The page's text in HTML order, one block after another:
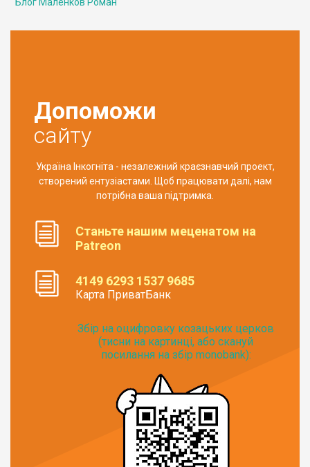
Допоможи
сайту
Україна Інкогніта - незалежний краєзнавчий проект,
створений ентузіастами. Щоб працювати далі, нам
потрібна ваша підтримка.
Станьте нашим меценатом на
Patreon
4149 6293 1537 9685
Карта ПриватБанк
Збір на оцифровку козацьких церков
(тисни на картинці, або скануй
посилання на збір monobank):